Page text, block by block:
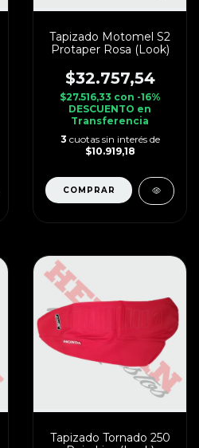
Tapizado Motomel S2
Protaper Rosa (Look)
$32.757,54
$27.516,33 con -16%
DESCUENTO en
Transferencia
3 cuotas sin interés de
$10.919,18
Tapizado Tornado 250